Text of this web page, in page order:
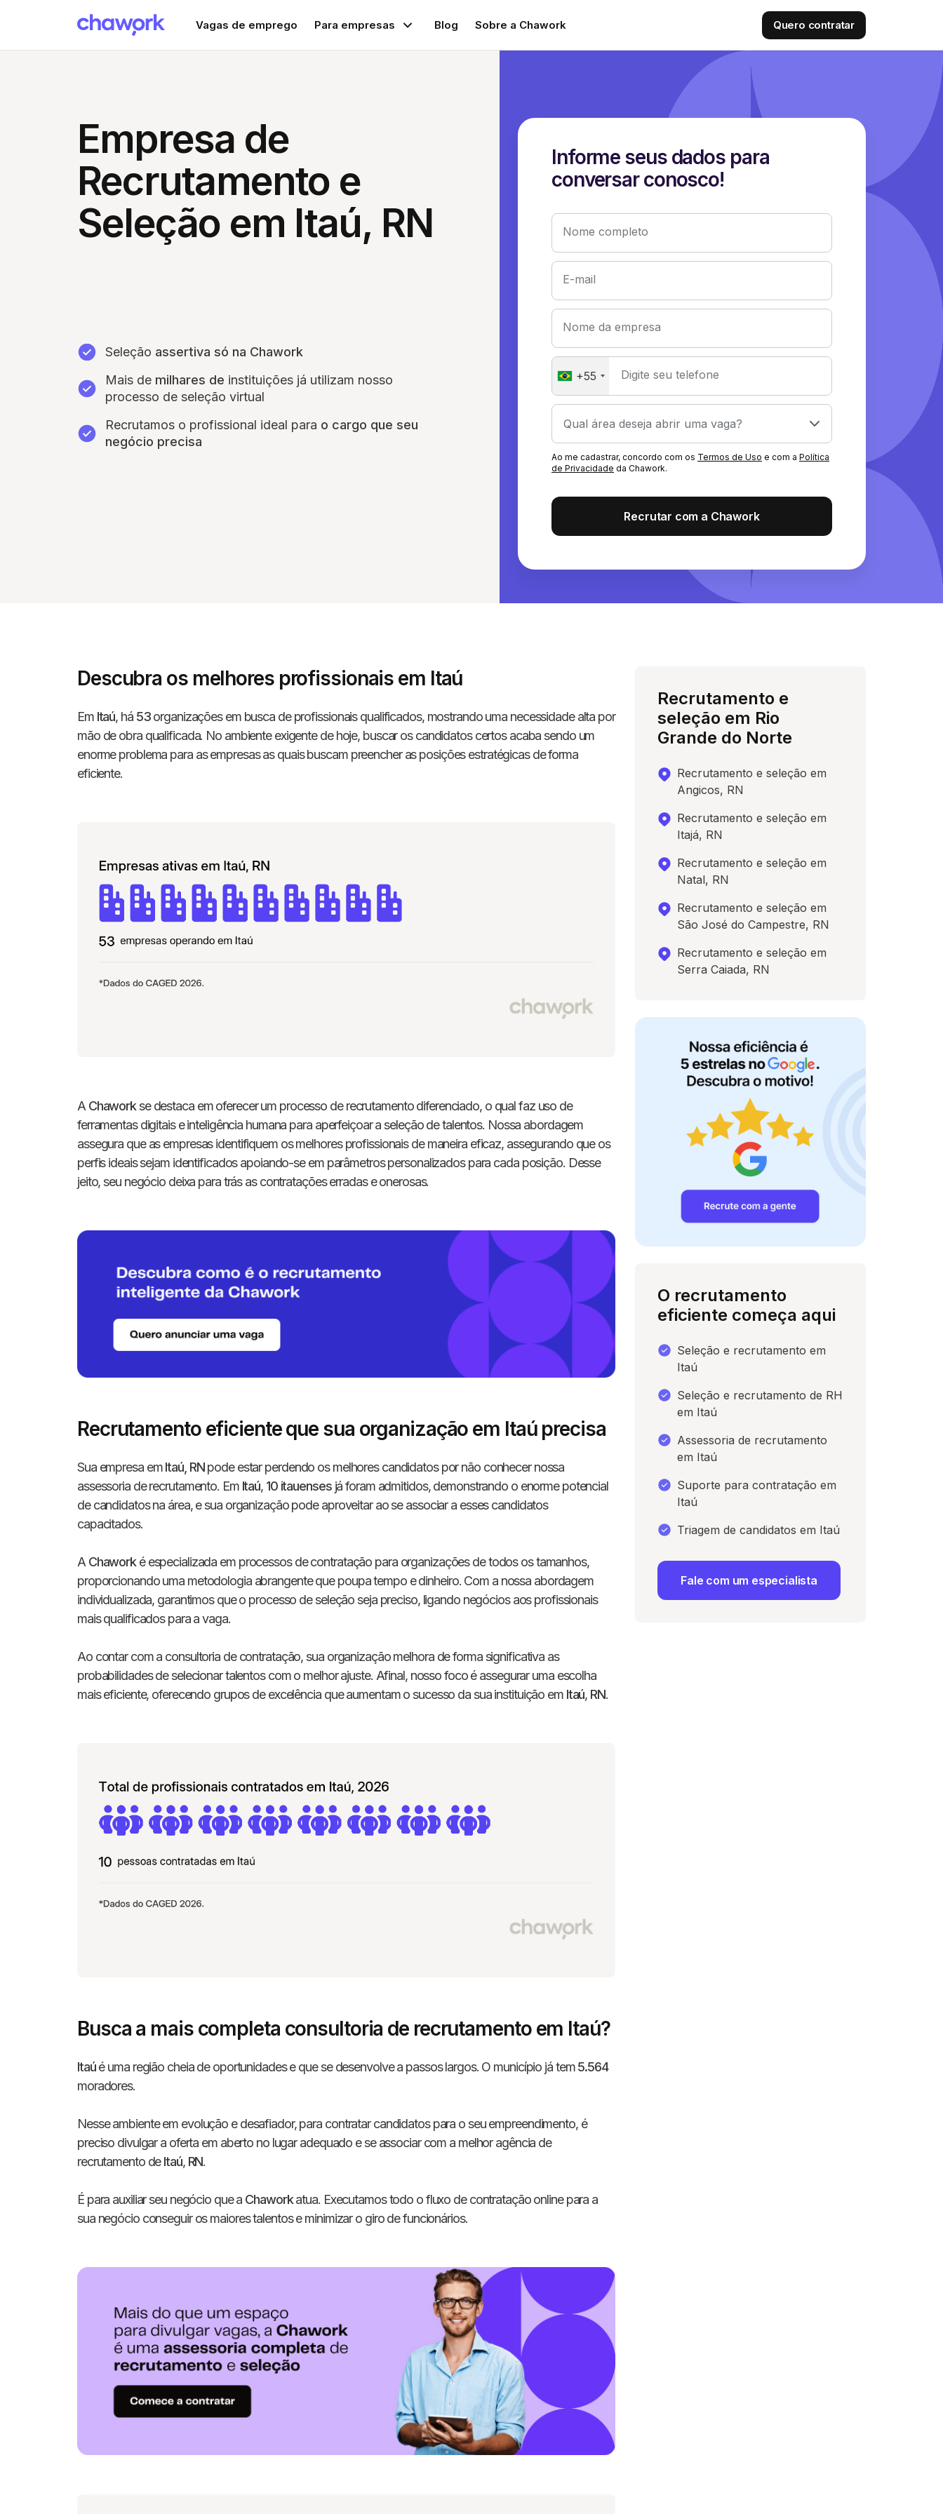
Vagas de emprego Para empresas Blog Sobre a Chawork Quero contratar
Empresa de
Recrutamento e
Seleção em Itaú, RN
Seleção assertiva só na Chawork
Mais de milhares de instituições já utilizam nosso
processo de seleção virtual
Recrutamos o profissional ideal para o cargo que seu
negócio precisa
Informe seus dados para
conversar conosco!
Nome completo
E-mail
Nome da empresa
+55 Digite seu telefone
Ao me cadastrar, concordo com os Termos de Uso e com a Política
de Privacidade da Chawork.
Recrutar com a Chawork
Descubra os melhores profissionais em Itaú
Em Itaú, há 53organizações em busca de profissionais qualificados, mostrando uma necessidade alta por
mão de obra qualificada. No ambiente exigente de hoje, buscar os candidatos certos acaba sendo um
enorme problema para as empresas as quais buscam preencher as posições estratégicas de forma
eficiente.
A Chaworkse destaca em oferecer um processo de recrutamento diferenciado, o qual faz uso de
ferramentas digitais e inteligência humana para aperfeiçoar a seleção de talentos. Nossa abordagem
assegura que as empresas identifiquem os melhores profissionais de maneira eficaz, assegurando que os
perfis ideais sejam identificados apoiando-se em parâmetros personalizados para cada posição. Desse
jeito, seu negócio deixa para trás as contratações erradas e onerosas.
Recrutamento eficiente que sua organização em Itaú precisa
Sua empresa emItaú, RNpode estar perdendo os melhores candidatos por não conhecer nossa
assessoria de recrutamento. Em Itaú, 10 itauensesjá foram admitidos, demonstrando o enorme potencial
de candidatos na área, e sua organização pode aproveitar ao se associar a esses candidatos
capacitados.
A Chawork é especializada em processos de contratação para organizações de todos os tamanhos,
proporcionando uma metodologia abrangente que poupa tempo e dinheiro. Com a nossa abordagem
individualizada, garantimos que o processo de seleção seja preciso, ligando negócios aos profissionais
mais qualificados para a vaga.
Ao contar com a consultoria de contratação, sua organização melhora de forma significativa as
probabilidades de selecionar talentos com o melhor ajuste. Afinal, nosso foco é assegurar uma escolha
mais eficiente, oferecendo grupos de excelência que aumentam o sucesso da sua instituição em Itaú, RN.
Busca a mais completa consultoria de recrutamento em Itaú?
Itaúé uma região cheia de oportunidades e que se desenvolve a passos largos. O município já tem5.564
moradores.
Nesse ambiente em evolução e desafiador, para contratar candidatos para o seu empreendimento, é
preciso divulgar a oferta em aberto no lugar adequado e se associar com a melhor agência de
recrutamento deItaú, RN.
É para auxiliar seu negócio que a Chaworkatua. Executamos todo o fluxo de contratação online para a
sua negócio conseguir os maiores talentos e minimizar o giro de funcionários.
Recrutamento e
seleção em Rio
Grande do Norte
Recrutamento e seleção em
Angicos, RN
Recrutamento e seleção em
Itajá, RN
Recrutamento e seleção em
Natal, RN
Recrutamento e seleção em
São José do Campestre, RN
Recrutamento e seleção em
Serra Caiada, RN
O recrutamento
eficiente começa aqui
Seleção e recrutamento em
Itaú
Seleção e recrutamento de RH
em Itaú
Assessoria de recrutamento
em Itaú
Suporte para contratação em
Itaú
Triagem de candidatos em Itaú
Fale com um especialista
Informe seus dados para conversar
conosco!
E-mail
+55 Digite seu telefone